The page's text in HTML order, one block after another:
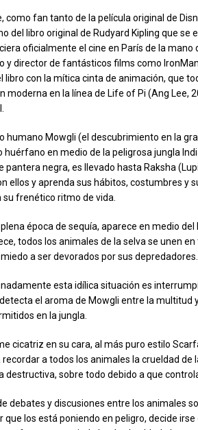
como fan tanto de la película original de
del libro original de Rudyard Kipling que
oficialmente el cine en París de la
y director de fantásticos films como
libro con la mítica cinta de animación, que
moderna en la línea de Life of Pi (Ang Lee,
humano Mowgli (el descubrimiento en la
huérfano en medio de la peligrosa jungla
pantera negra, es llevado hasta Raksha
ellos y aprenda sus hábitos, costumbres y
su frenético ritmo de vida.
época de sequía, aparece en medio
todos los animales de la selva se unen
a ser devorados por sus depredadores.
esta idílica situación es
el aroma de Mowgli entre la multitud
en la jungla.
cicatriz en su cara, al más puro estilo
a todos los animales la crueldad de
destructiva, sobre todo debido a que
debates y discusiones entre los animales
que los está poniendo en peligro, decide